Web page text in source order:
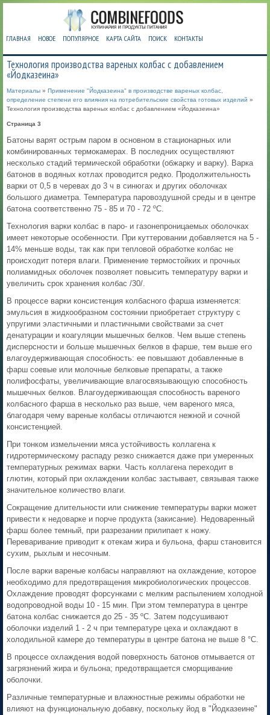
ГЛАВНАЯ НОВОЕ ПОПУЛЯРНОЕ КАРТА САЙТА ПОИСК КОНТАКТЫ
Технология производства вареных колбас с добавлением
«Йодказеина»
Материалы » Применение "Йодказеина" в производстве вареных колбас,
определение степени его влияния на потребительские свойства готовых изделий »
Технология производства вареных колбас с добавлением «Йодказеина»
Страница 3
Батоны варят острым паром в основном в стационарных или
комбинированных термокамерах. В последних осуществляют
несколько стадий термической обработки (обжарку и варку). Варка
батонов в водяных котлах проводится редко. Продолжительность
варки от 0,5 в черевах до 3 ч в синюгах и других оболочках
большого диаметра. Температура паровоздушной среды и в центре
батона соответственно 75 - 85 и 70 - 72 ºС.
Технология варки колбас в паро- и газонепроницаемых оболочках
имеет некоторые особенности. При куттеровании добавляется на 5 -
14% меньше воды, так как при тепловой обработке колбас не
происходит потеря влаги. Применение термостойких и прочных
полиамидных оболочек позволяет повысить температуру варки и
увеличить срок хранения колбас /30/.
В процессе варки консистенция колбасного фарша изменяется:
эмульсия в жидкообразном состоянии приобретает структуру с
упругими эластичными и пластичными свойствами за счет
денатурации и коагуляции мышечных белков. Чем выше степень
дисперсности и больше мышечных белков в фарше, тем выше его
влагоудерживающая способность: ее повышают добавленные в
фарш соевые или молочные белковые препараты, а также
полифосфаты, увеличивающие влагосвязывающую способность
мышечных белков. Влагоудерживающая способность вареного
колбасного фарша в несколько раз выше, чем вареного мяса,
благодаря чему вареные колбасы отличаются нежной и сочной
консистенцией.
При тонком измельчении мяса устойчивость коллагена к
гидротермическому распаду резко снижается даже при умеренных
температурных режимах варки. Часть коллагена переходит в
глютин, который при охлаждении колбас застывает, связывая также
значительное количество влаги.
Сокращение длительности или снижение температуры варки может
привести к недоварке и порче продукта (закисание). Недоваренный
фарш более темный, при разрезании прилипает к ножу.
Переваривание приводит к отекам жира и бульона, фарш становится
сухим, рыхлым и несочным.
После варки вареные колбасы направляют на охлаждение, которое
необходимо для предотвращения микробиологических процессов.
Охлаждение проводят форсунками с мелким распылением холодной
водопроводной воды 10 - 15 мин. При этом температура в центре
батона колбас снижается до 25 - 35 ºС. Затем подсушивают
оболочки изделий 1 - 2 ч при температуре цеха и охлаждают в
холодильной камере до температуры в центре батона не выше 8 °С.
В процессе охлаждения водой поверхность батонов отмывается от
загрязнений жира и бульона; предотвращается сморщивание
оболочки.
Различные температурные и влажностные режимы обработки не
влияют на функциональную добавку, поскольку йод в "Йодказеине"